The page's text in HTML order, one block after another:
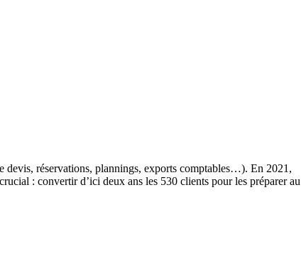
devis, réservations, plannings, exports comptables…). En 2021,
: convertir d’ici deux ans les 530 clients pour les préparer au